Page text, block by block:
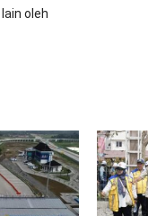
lain oleh